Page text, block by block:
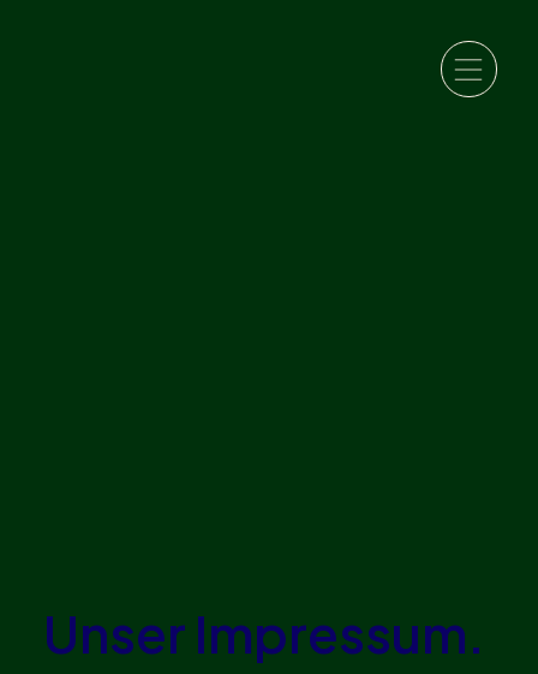
Unser Impressum.